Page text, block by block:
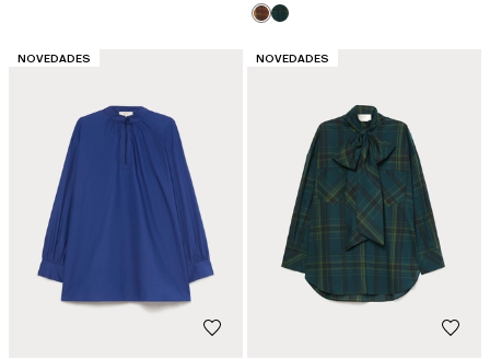
CATEGORÍA:
NOVEDADES CATEGORÍA:
NOVEDADES